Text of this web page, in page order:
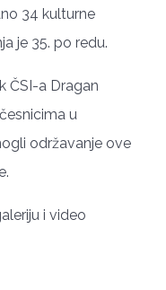
34 kulturne
je 35. po redu.
ČSI-a Dragan
u
održavanje ove
i video